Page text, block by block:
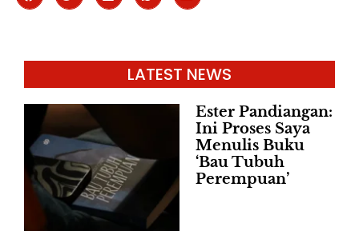
LATEST NEWS
Ester Pandiangan:
Ini Proses Saya
Menulis Buku
‘Bau Tubuh
Perempuan’